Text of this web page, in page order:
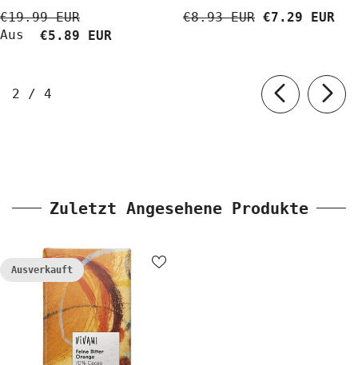
Decahydrat 5 Kg
BioLaboratorium
€19.99 EUR
Aus
€5.89 EUR
€8.93 EUR €7.29 EUR
2 / von
4
Zuletzt Angesehene Produkte
Ausverkauft